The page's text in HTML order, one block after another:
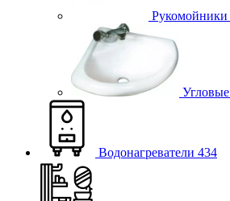
Рукомойники
Угловые
Водонагреватели 434